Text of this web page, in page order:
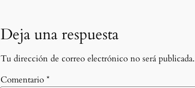
Deja una respuesta
Tu dirección de correo electrónico no será publicada.
Comentario *